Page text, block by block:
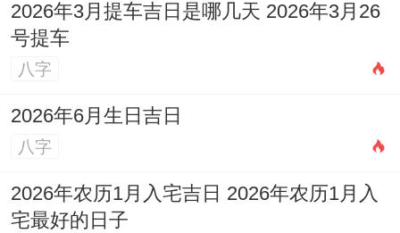
创意提案下午2点忌过度理想化
情感与健康的微妙平衡
亲密关系中的控制欲
兴趣（如运动或观影）重建信任.
2026年3月提车吉日是哪几天 2026年3月26
号提车
八字
2026年6月生日吉日
八字
2026年农历1月入宅吉日 2026年农历1月入
宅最好的日子